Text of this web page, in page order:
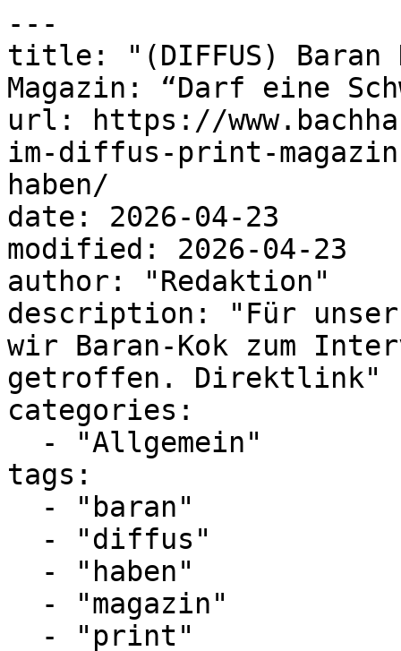
---
title: "(DIFFUS) Baran
Magazin: “Darf eine
url: https://
im-diffus-print-
haben/
date: 2026-04-23
modified: 2026-04-23
author: "Redaktion"
description: "Für unser
wir Baran-Kok zum
getroffen. Direktlink"
categories:
tags: